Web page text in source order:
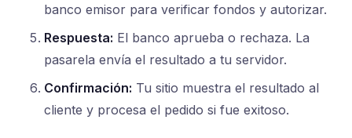
banco emisor para verificar fondos y autorizar.
Respuesta: El banco aprueba o rechaza. La
pasarela envía el resultado a tu servidor.
Confirmación: Tu sitio muestra el resultado al
cliente y procesa el pedido si fue exitoso.